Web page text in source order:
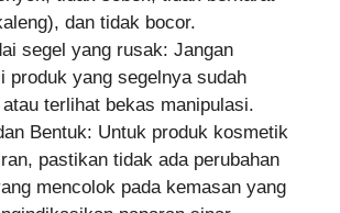
dan tidak bocor.
segel yang rusak: Jangan
produk yang segelnya sudah
terlihat bekas manipulasi.
Bentuk: Untuk produk kosmetik
pastikan tidak ada perubahan
mencolok pada kemasan yang